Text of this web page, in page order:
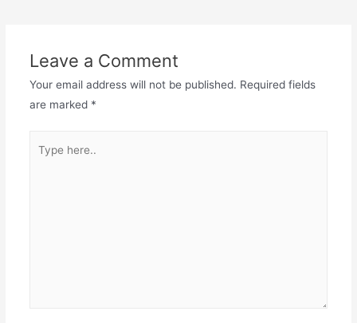
Leave a Comment
Your email address will not be published. Required fields
are marked *
here..